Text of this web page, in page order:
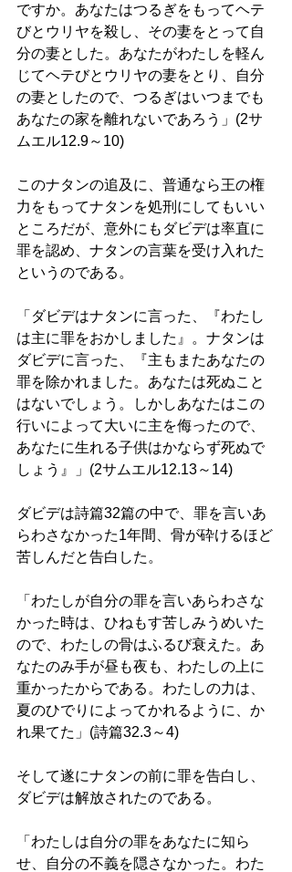
ですか。あなたはつるぎをもってヘテ
びとウリヤを殺し、その妻をとって自
分の妻とした。あなたがわたしを軽ん
じてヘテびとウリヤの妻をとり、自分
の妻としたので、つるぎはいつまでも
あなたの家を離れないであろう」(2サ
ムエル12.9～10)
このナタンの追及に、普通なら王の権
力をもってナタンを処刑にしてもいい
ところだが、意外にもダビデは率直に
罪を認め、ナタンの言葉を受け入れた
というのである。
「ダビデはナタンに言った、『わたし
は主に罪をおかしました』。ナタンは
ダビデに言った、『主もまたあなたの
罪を除かれました。あなたは死ぬこと
はないでしょう。しかしあなたはこの
行いによって大いに主を侮ったので、
あなたに生れる子供はかならず死ぬで
しょう』」(2サムエル12.13～14)
ダビデは詩篇32篇の中で、罪を言いあ
らわさなかった1年間、骨が砕けるほど
苦しんだと告白した。
「わたしが自分の罪を言いあらわさな
かった時は、ひねもす苦しみうめいた
ので、わたしの骨はふるび衰えた。あ
なたのみ手が昼も夜も、わたしの上に
重かったからである。わたしの力は、
夏のひでりによってかれるように、か
れ果てた」(詩篇32.3～4)
そして遂にナタンの前に罪を告白し、
ダビデは解放されたのである。
「わたしは自分の罪をあなたに知ら
せ、自分の不義を隠さなかった。わた